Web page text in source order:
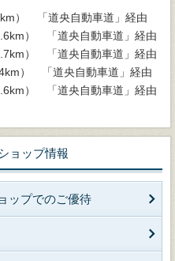
） 「道央自動車道」経由
） 「道央自動車道」経由
） 「道央自動車道」経由
） 「道央自動車道」経由
） 「道央自動車道」経由
ョップ情報
ップでのご優待